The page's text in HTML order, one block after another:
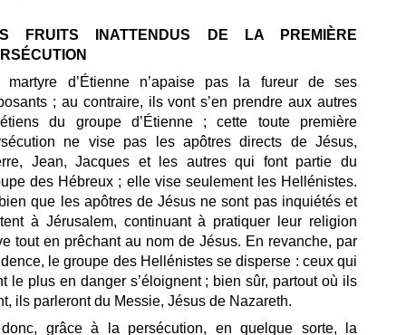
FRUITS INATTENDUS DE LA PREMIÈRE
martyre d’Étienne n’apaise pas la fureur de ses
; au contraire, ils vont s’en prendre aux autres
du groupe d’Étienne ; cette toute première
ne vise pas les apôtres directs de Jésus,
Jean, Jacques et les autres qui font partie du
des Hébreux ; elle vise seulement les Hellénistes.
que les apôtres de Jésus ne sont pas inquiétés et
à Jérusalem, continuant à pratiquer leur religion
tout en prêchant au nom de Jésus. En revanche, par
le groupe des Hellénistes se disperse : ceux qui
le plus en danger s’éloignent ; bien sûr, partout où ils
ils parleront du Messie, Jésus de Nazareth.
grâce à la persécution, en quelque sorte, la